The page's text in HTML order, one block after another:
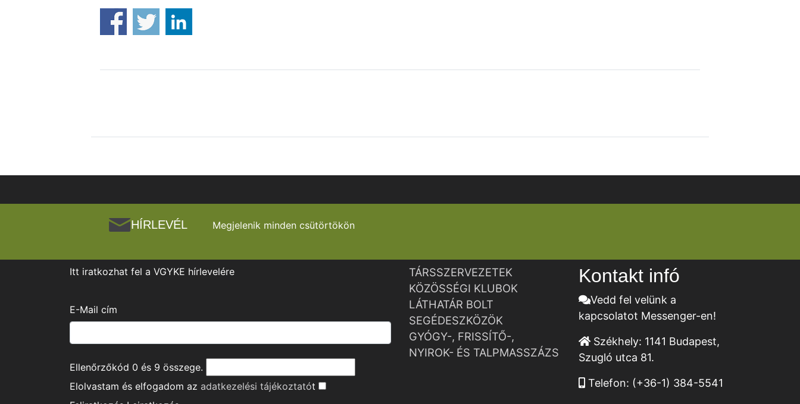
HÍRLEVÉL Megjelenik minden csütörtökön
Itt iratkozhat fel a VGYKE hírlevelére
E-Mail cím
Ellenőrzőkód 0 és 9 összege.
Elolvastam és elfogadom az adatkezelési tájékoztatót
TÁRSSZERVEZETEK
KÖZÖSSÉGI KLUBOK
LÁTHATÁR BOLT
SEGÉDESZKÖZÖK
GYÓGY-, FRISSÍTŐ-,
NYIROK- ÉS TALPMASSZÁZS
Kontakt infó
Vedd fel velünk a
kapcsolatot Messenger-en!
Székhely: 1141 Budapest,
Szugló utca 81.
Telefon: (+36-1) 384-5541